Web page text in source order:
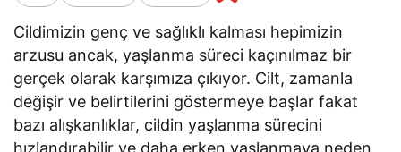
Cildimizin genç ve sağlıklı kalması hepimizin
arzusu ancak, yaşlanma süreci kaçınılmaz bir
gerçek olarak karşımıza çıkıyor. Cilt, zamanla
değişir ve belirtilerini göstermeye başlar fakat
bazı alışkanlıklar, cildin yaşlanma sürecini
hızlandırabilir ve daha erken yaşlanmaya neden